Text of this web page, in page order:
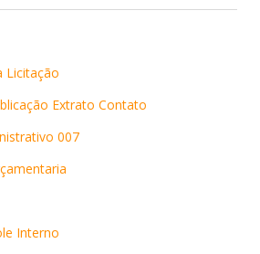
Licitação
Extrato Contato
007
Interno